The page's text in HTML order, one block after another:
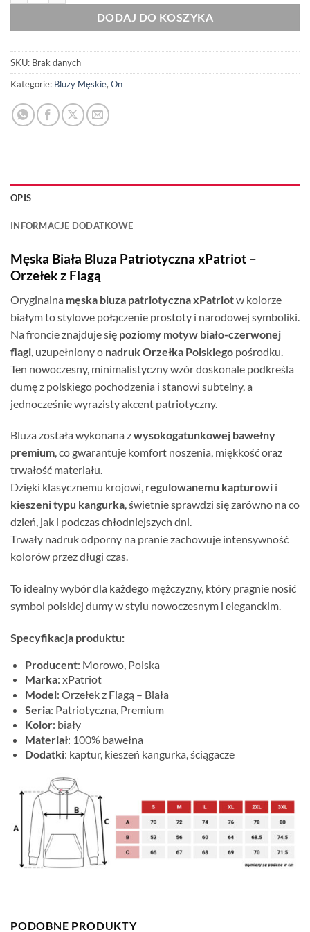
DODAJ DO KOSZYKA
SKU: Brak danych
Kategorie: Bluzy Męskie, On
OPIS
INFORMACJE DODATKOWE
Męska Biała Bluza Patriotyczna xPatriot –
Orzełek z Flagą
Oryginalna męska bluza patriotyczna xPatriotw kolorze
białym to stylowe połączenie prostoty i narodowej symboliki.
Na froncie znajduje się poziomy motyw biało-czerwonej
flagi , uzupełniony o nadruk Orzełka Polskiego pośrodku.
Ten nowoczesny, minimalistyczny wzór doskonale podkreśla
dumę z polskiego pochodzenia i stanowi subtelny, a
jednocześnie wyrazisty akcent patriotyczny.
Bluza została wykonana zwysokogatunkowej bawełny
premium, co gwarantuje komfort noszenia, miękkość oraz
trwałość materiału.
Dzięki klasycznemu krojowi, regulowanemu kapturowi i
kieszeni typu kangurka, świetnie sprawdzi się zarówno na co
dzień, jak i podczas chłodniejszych dni.
Trwały nadruk odporny na pranie zachowuje intensywność
kolorów przez długi czas.
To idealny wybór dla każdego mężczyzny, który pragnie nosić
symbol polskiej dumy w stylu nowoczesnym i eleganckim.
Specyfikacja produktu:
Producent: Morowo, Polska
Marka: xPatriot
Model: Orzełek z Flagą – Biała
Seria: Patriotyczna, Premium
Kolor: biały
Materiał: 100% bawełna
Dodatki: kaptur, kieszeń kangurka, ściągacze
PODOBNE PRODUKTY